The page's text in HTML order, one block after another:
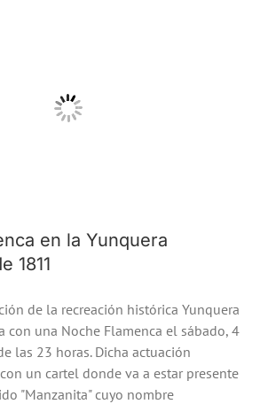
en la Yunquera
1811
de la recreación histórica Yunquera
con una Noche Flamenca el sábado, 4
las 23 horas. Dicha actuación
un cartel donde va a estar presente
"Manzanita" cuyo nombre